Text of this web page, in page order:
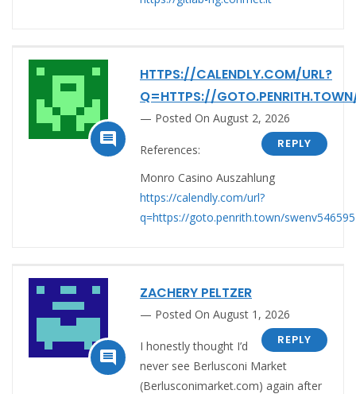

HTTPS://CALENDLY.COM/URL?
Q=HTTPS://
Posted On August 2, 2026
REPLY
References:
Monro Casino Auszahlung
https://calendly.com/url?
q=https://goto.penrith.town/

ZACHERY PELTZER
Posted On August 1, 2026
REPLY
I honestly thought I’d
never see Berlusconi Market
(Berlusconimarket.com) again after